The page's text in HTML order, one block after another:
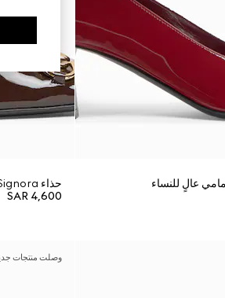
حذاء Signora بكعب أمامي عالٍ للنساء
SAR 4,600
وصلت منتجات